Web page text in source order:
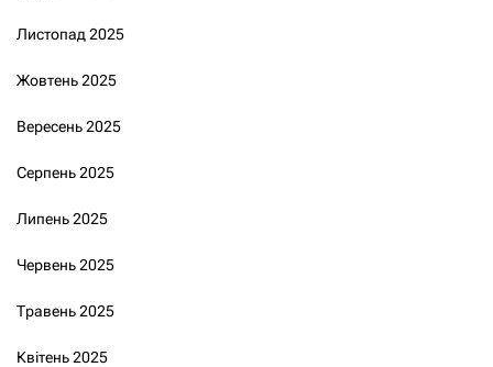
Листопад 2025
Жовтень 2025
Вересень 2025
Серпень 2025
Липень 2025
Червень 2025
Травень 2025
Квітень 2025